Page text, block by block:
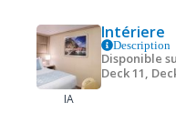
IA
Intériere
Description
Disponible
Deck 11,